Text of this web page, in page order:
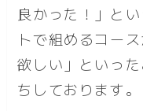
良かった！」と
トで組めるコー
欲しい」といっ
ちしております。